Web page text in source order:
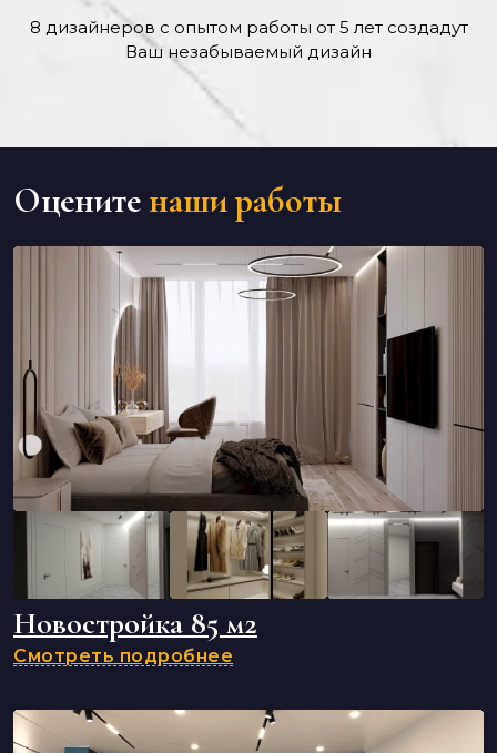
8 дизайнеров с опытом работы от 5 лет создадут
Ваш незабываемый дизайн
Оцените наши работы
Новостройка 85 м2
Смотреть подробнее